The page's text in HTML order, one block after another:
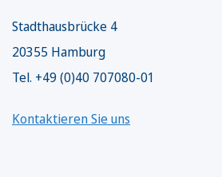
Stadthausbrücke 4
20355 Hamburg
Tel. +49 (0)40 707080-01
Kontaktieren Sie uns